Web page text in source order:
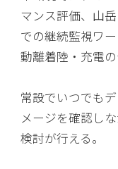
マンス評価、山
での継続監視ワ
動離着陸・充電
常設でいつでも
メージを確認し
検討が行える。